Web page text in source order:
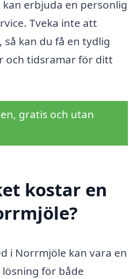
erbjuda en personlig
Tveka inte att
kan du få en tydlig
och tidsramar för ditt
gratis och utan
kostar en
i Norrmjöle kan vara en
för både